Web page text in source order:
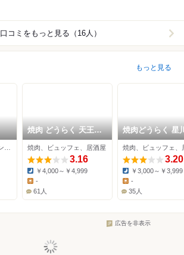
口コミをもっと見る（16人）
もっと見る
焼肉 どうらく 天王町
店
焼肉、ビュッフェ、居酒屋
3.16
Dinner:
￥4,000～￥4,999
Lunch:
-
61人
焼肉どうらく 星
焼肉、ビュッフェ、
3.20
Dinner:
￥3,000～￥3,999
Lunch:
-
35人
広告を非表示